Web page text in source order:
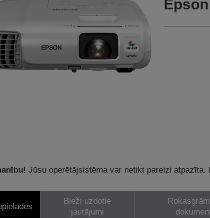
Jūsu operētājsistēma var netikt pareizi
Bieži uzdotie
jautājumi